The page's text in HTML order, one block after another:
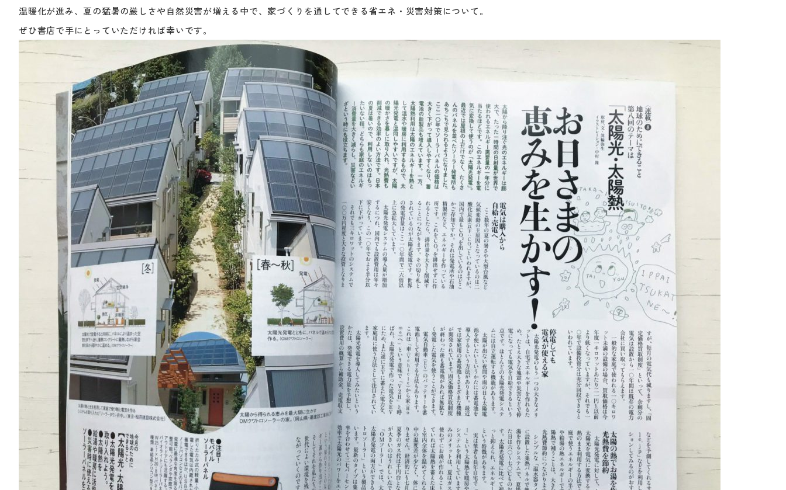
温暖化が進み、夏の猛暑の厳しさや自然災害が増える中で、家づくりを通してできる省エネ・災害対策について。
ぜひ書店で手にとっていただければ幸いです。